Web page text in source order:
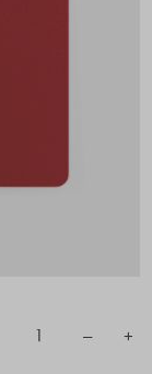
1 – +